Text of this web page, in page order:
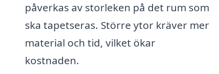
påverkas av storleken på det rum som
ska tapetseras. Större ytor kräver mer
material och tid, vilket ökar
kostnaden.